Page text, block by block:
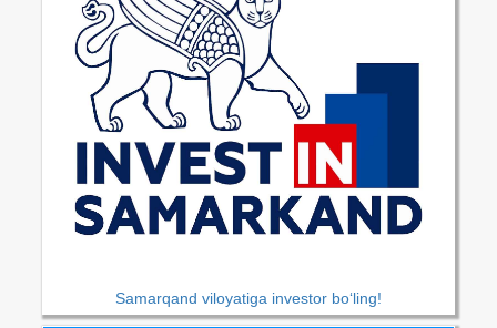
Samarqand viloyatiga investor bo‘ling!